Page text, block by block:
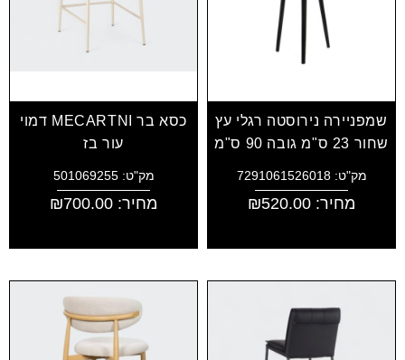
שמפניירה נירוסטה רגלי עץ
שחור 23 ס"מ גובה 90 ס"מ
מק"ט: 7291061526018
מחיר: ₪520.00
כסא בר MECARTNI דמוי
עור בז
מק"ט: 501069255
מחיר: ₪700.00